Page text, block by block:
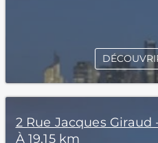
2 Rue Jacques
À 19,15 km